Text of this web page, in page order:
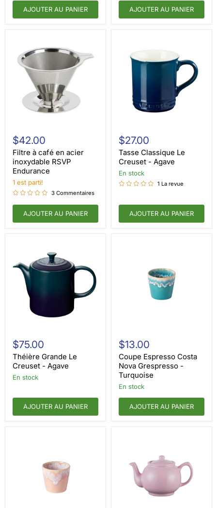
AJOUTER AU PANIER AJOUTER AU PANIER
à
café
en
acier
inoxydable
RSVP
Endurance
$42.00
Filtre à café en acier
inoxydable RSVP
Endurance
1 est parti!
3 Commentaires
AJOUTER AU PANIER
Classique
Le
Creuset
Agave
$27.00
Tasse Classique Le
Creuset - Agave
en stock
1 La revue
AJOUTER AU PANIER
Grande
Le
Creuset
Agave
$75.00
Théière Grande Le
Creuset - Agave
En stock
AJOUTER AU PANIER
Espresso
Costa
Nova
Grespresso
-
Turquoise
$13.00
Coupe Espresso Costa
Nova Grespresso -
Turquoise
en stock
AJOUTER AU PANIER